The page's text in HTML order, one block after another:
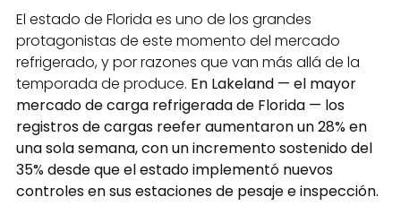
El estado de Florida es uno de los grandes
protagonistas de este momento del mercado
refrigerado, y por razones que van más allá de la
temporada de produce. En Lakeland — el mayor
mercado de carga refrigerada de Florida — los
registros de cargas reefer aumentaron un 28% en
una sola semana, con un incremento sostenido del
35% desde que el estado implementó nuevos
controles en sus estaciones de pesaje e inspección.